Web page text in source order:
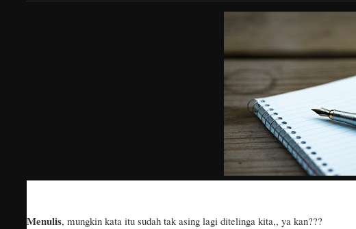
Menulis, mungkin kata itu sudah tak asing lagi ditelinga kita,, ya kan???